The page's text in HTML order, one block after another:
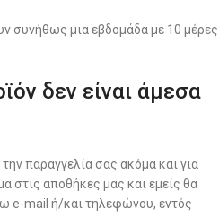
συνήθως μια εβδομάδα με 10 μέρες
δεν είναι άμεσα
παραγγελία σας ακόμα και για
στις αποθήκες μας και εμείς θα
e-mail ή/και τηλεφώνου, εντός